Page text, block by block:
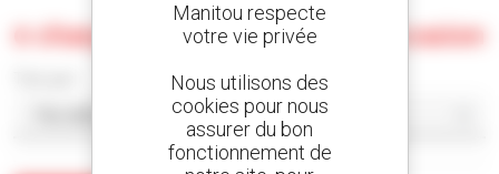
0 chargeuse sur chenilles d'occasion
Manitou respecte
votre vie privée
Nous utilisons des
cookies pour nous
assurer du bon
fonctionnement de